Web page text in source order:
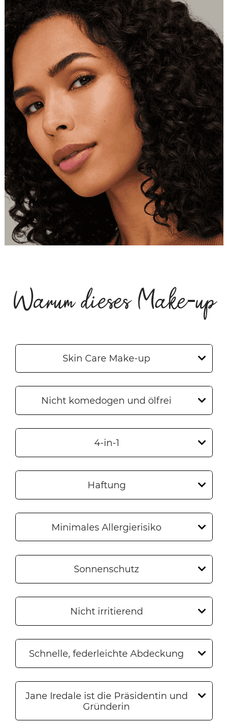
Warum dieses Make-up
Skin Care Make-up
Nicht komedogen und ölfrei
4-in-1
Haftung
Minimales Allergierisiko
Sonnenschutz
Nicht irritierend
Schnelle, federleichte Abdeckung
Jane Iredale ist die Präsidentin und
Gründerin